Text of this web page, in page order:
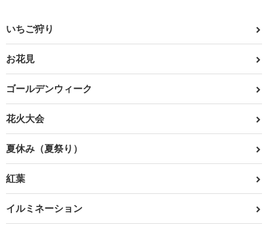
いちご狩り
お花見
ゴールデンウィーク
花火大会
夏休み（夏祭り）
紅葉
イルミネーション